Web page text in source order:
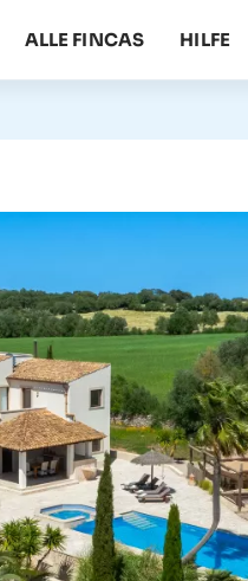
ALLE FINCAS HILFE